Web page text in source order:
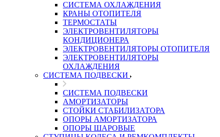
СИСТЕМА ОХЛАЖДЕНИЯ
КРАНЫ ОТОПИТЕЛЯ
ТЕРМОСТАТЫ
ЭЛЕКТРОВЕНТИЛЯТОРЫ
КОНДИЦИОНЕРА
ЭЛЕКТРОВЕНТИЛЯТОРЫ ОТОПИТЕЛЯ
ЭЛЕКТРОВЕНТИЛЯТОРЫ
ОХЛАЖДЕНИЯ
СИСТЕМА ПОДВЕСКИ
СИСТЕМА ПОДВЕСКИ
АМОРТИЗАТОРЫ
СТОЙКИ СТАБИЛИЗАТОРА
ОПОРЫ АМОРТИЗАТОРА
ОПОРЫ ШАРОВЫЕ